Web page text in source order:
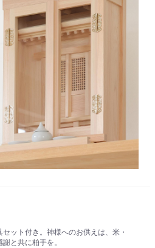
ット付き。神様へのお供えは、米・
と共に柏手を。